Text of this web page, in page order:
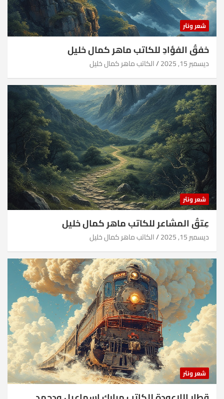
شعر ونثر
خفقُ الفؤادِ للكاتب ماهر كمال خليل
ديسمبر 15, 2025 الكاتب ماهر كمال خليل
شعر ونثر
عِتقُ المشاعر للكاتب ماهر كمال خليل
ديسمبر 15, 2025 الكاتب ماهر كمال خليل
شعر ونثر